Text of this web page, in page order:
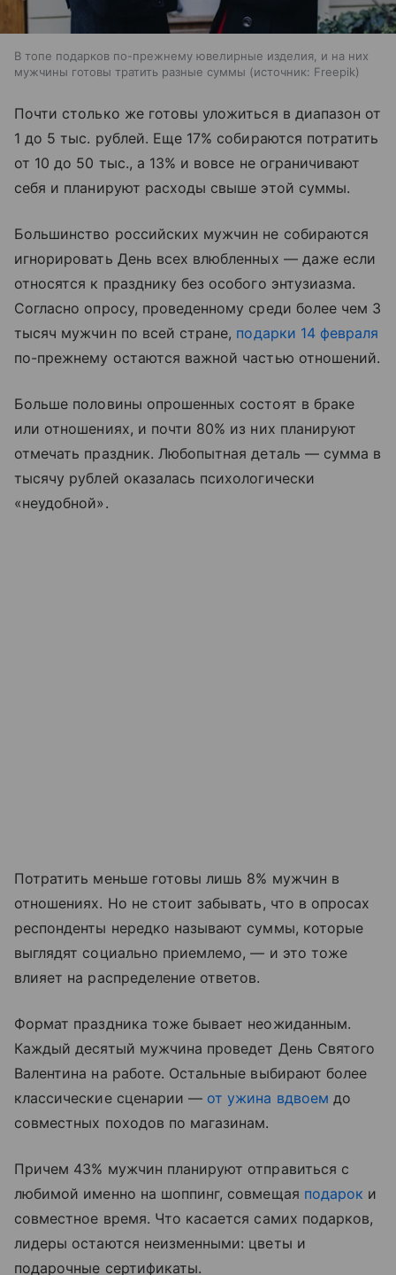
В топе подарков по-прежнему ювелирные изделия, и на них
мужчины готовы тратить разные суммы
источник: Freepik
Почти столько же готовы уложиться в диапазон от
1 до 5 тыс. рублей. Еще 17% собираются потратить
от 10 до 50 тыс., а 13% и вовсе не ограничивают
себя и планируют расходы свыше этой суммы.
Большинство российских мужчин не собираются
игнорировать День всех влюбленных — даже если
относятся к празднику без особого энтузиазма.
Согласно опросу, проведенному среди более чем 3
тысяч мужчин по всей стране, подарки 14 февраля
по-прежнему остаются важной частью отношений.
Больше половины опрошенных состоят в браке
или отношениях, и почти 80% из них планируют
отмечать праздник. Любопытная деталь — сумма в
тысячу рублей оказалась психологически
«неудобной».
Потратить меньше готовы лишь 8% мужчин в
отношениях. Но не стоит забывать, что в опросах
респонденты нередко называют суммы, которые
выглядят социально приемлемо, — и это тоже
влияет на распределение ответов.
Формат праздника тоже бывает неожиданным.
Каждый десятый мужчина проведет День Святого
Валентина на работе. Остальные выбирают более
классические сценарии — от ужина вдвоем до
совместных походов по магазинам.
Причем 43% мужчин планируют отправиться с
любимой именно на шоппинг, совмещая подарок и
совместное время. Что касается самих подарков,
лидеры остаются неизменными: цветы и
подарочные сертификаты.